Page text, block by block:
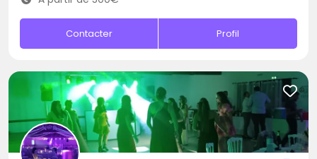
Contacter Profil